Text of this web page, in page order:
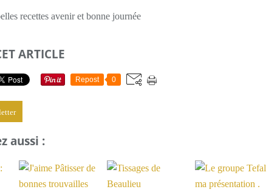
recettes avenir et bonne journée
ARTICLE
Repost 0
aussi :